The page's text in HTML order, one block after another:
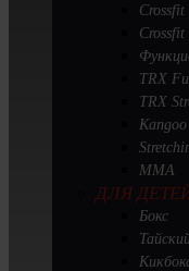
Crossfit
TRX
TRX
MMA
ДЛЯ
Бокс